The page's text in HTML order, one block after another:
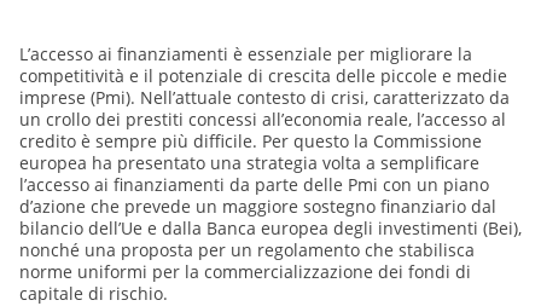
L’accesso ai finanziamenti è essenziale per migliorare la
competitività e il potenziale di crescita delle piccole e medie
imprese (Pmi). Nell’attuale contesto di crisi, caratterizzato da
un crollo dei prestiti concessi all’economia reale, l’accesso al
credito è sempre più difficile. Per questo la Commissione
europea ha presentato una strategia volta a semplificare
l’accesso ai finanziamenti da parte delle Pmi con un piano
d’azione che prevede un maggiore sostegno finanziario dal
bilancio dell’Ue e dalla Banca europea degli investimenti (Bei),
nonché una proposta per un regolamento che stabilisca
norme uniformi per la commercializzazione dei fondi di
capitale di rischio.